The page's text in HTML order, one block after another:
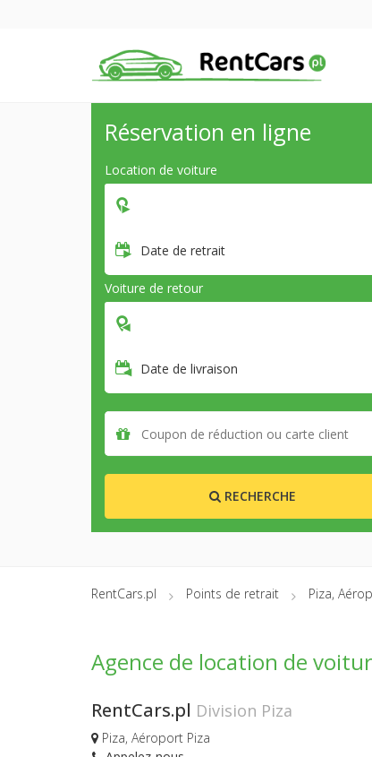
Réservation en ligne
Location de voiture
Date de retrait
Voiture de retour
Date de livraison
RECHERCHE
RentCars.pl Points de retrait Piza,
Agence de location de
RentCars.pl Division Piza
Piza, Aéroport Piza